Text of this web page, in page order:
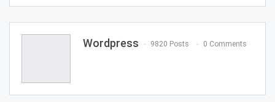
Wordpress 9820 Posts 0 Comments